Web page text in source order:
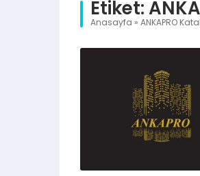
Etiket:
Anasayfa » ANKAPRO